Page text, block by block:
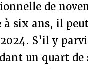
de
à six ans, il
2024. S’il y
un quart